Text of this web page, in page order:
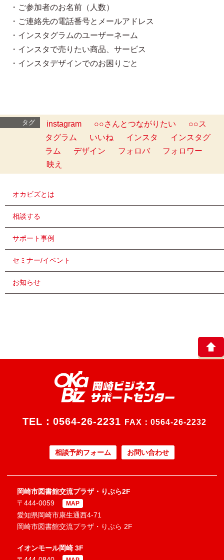
・ご参加者のお名前（人数）
・ご連絡先の電話番号とメールアドレス
・インスタグラムのユーザーネーム
・インスタで売りたい商品、サービス
・インスタデザインでのお困りごと
タグ instagram ○○さんとつながりたい
○○ス
タグラム
いいね インスタ
インスタグ
ラム
デザイン フォロバ
フォロワー
映え
オカビズとは
相談する
サポート事例
セミナー/イベント
お知らせ
TEL： 0564-26-2231 FAX：0564-26-2232
相談予約フォーム お問い合わせ
岡崎市図書館交流プラザ・りぶら2F
〒444-0059
MAP
愛知県岡崎市康生通西4-71
岡崎市図書館交流プラザ・りぶら 2F
イオンモール岡崎 3F